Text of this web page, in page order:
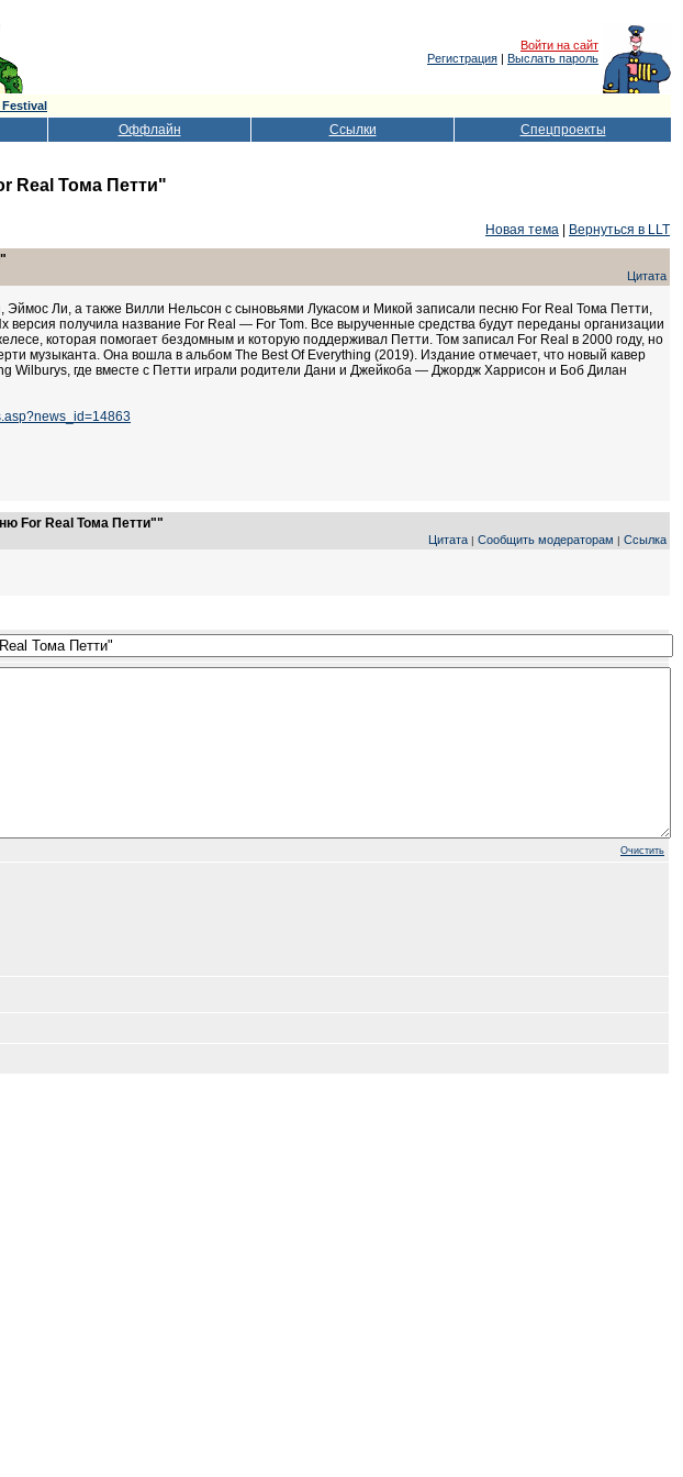
Войти на сайт
Регистрация | Выслать пароль
Festival
Оффлайн Ссылки Спецпроекты
Real Тома Петти"
Новая тема
Вернуться в LLT
Цитата
Ли, а также Вилли Нельсон с сыновьями Лукасом и Микой записали песню For Real Тома Петти,
версия получила название For Real — For Tom. Все вырученные средства будут переданы организации
которая помогает бездомным и которую поддерживал Петти. Том записал For Real в 2000 году, но
музыканта. Она вошла в альбом The Best Of Everything (2019). Издание отмечает, что новый кавер
Wilburys, где вместе с Петти играли родители Дани и Джейкоба — Джордж Харрисон и Боб Дилан
For Real Тома Петти""
Цитата | Сообщить модераторам | Ссылка
Очистить